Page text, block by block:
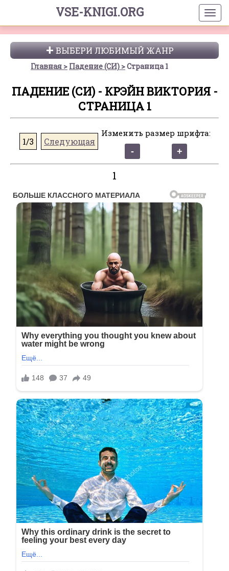
VSE-KNIGI.ORG
ВЫБЕРИ ЛЮБИМЫЙ ЖАНР
Главная Падение (СИ) Страница 1
ПАДЕНИЕ (СИ) - КРЭЙН ВИКТОРИЯ -
СТРАНИЦА 1
1/3 Следующая
Изменить размер шрифта:
1